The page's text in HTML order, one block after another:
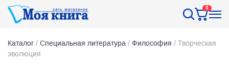
0
Каталог / Специальная литература / Философия / Творческая
эволюция